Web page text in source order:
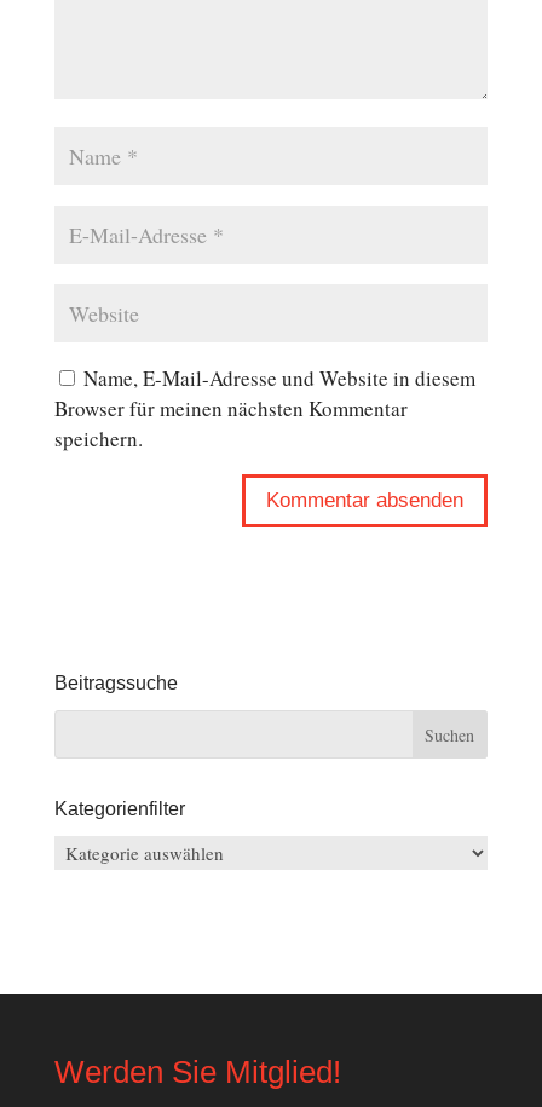
Name, E-Mail-Adresse und Website in diesem
Browser für meinen nächsten Kommentar
speichern.
Beitragssuche
Kategorienfilter
Kategorienfilter
Werden Sie Mitglied!